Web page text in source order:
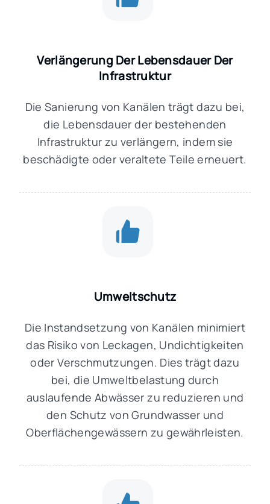
Verlängerung Der Lebensdauer Der
Infrastruktur
Die Sanierung von Kanälen trägt dazu bei,
die Lebensdauer der bestehenden
Infrastruktur zu verlängern, indem sie
beschädigte oder veraltete Teile erneuert.
Umweltschutz
Die Instandsetzung von Kanälen minimiert
das Risiko von Leckagen, Undichtigkeiten
oder Verschmutzungen. Dies trägt dazu
bei, die Umweltbelastung durch
auslaufende Abwässer zu reduzieren und
den Schutz von Grundwasser und
Oberflächengewässern zu gewährleisten.